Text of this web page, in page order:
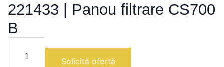
221433 | Panou filtrare CS700
B
Cantitate
Solicită ofertă